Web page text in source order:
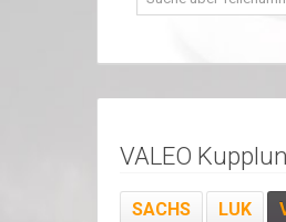
VALEO
SACHS LUK